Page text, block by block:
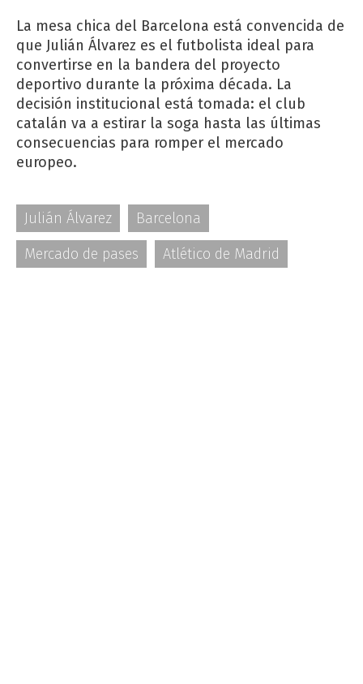
La mesa chica del Barcelona está convencida de
que Julián Álvarez es el futbolista ideal para
convertirse en la bandera del proyecto
deportivo durante la próxima década. La
decisión institucional está tomada: el club
catalán va a estirar la soga hasta las últimas
consecuencias para romper el mercado
europeo.
Julián Álvarez
Barcelona
Mercado de pases
Atlético de Madrid